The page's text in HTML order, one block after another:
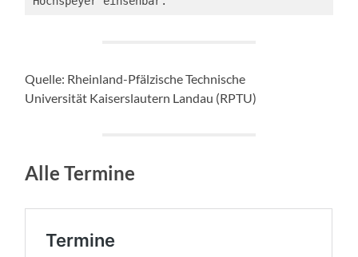
Quelle: Rheinland-Pfälzische Technische
Universität Kaiserslautern Landau (RPTU)
Alle Termine